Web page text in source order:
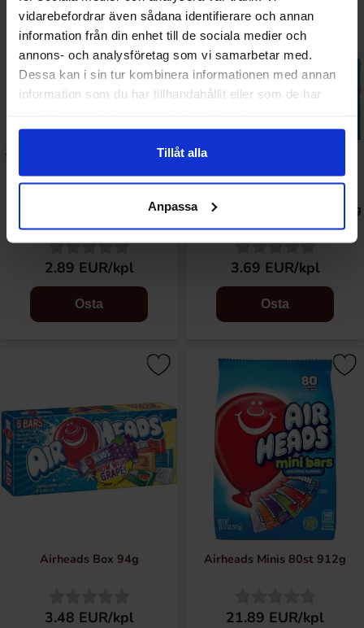
vidarebefordrar även sådana identifierare och annan
information från din enhet till de sociala medier och
annons- och analysföretag som vi samarbetar med.
Dessa kan i sin tur kombinera informationen med annan
information som du har tillhandahållit eller som de har
Tillåt alla
Anpassa
Airheads Xtremes Sour Belts
Rainbow Berry 57g
2.89 EUR/kpl
Osta
Airheads Sour Bars 6-Pack 94g
3.69 EUR/kpl
Osta
Airheads Box 94g
3.48 EUR/kpl
Airheads Minis 80st 912g
21.89 EUR/kpl